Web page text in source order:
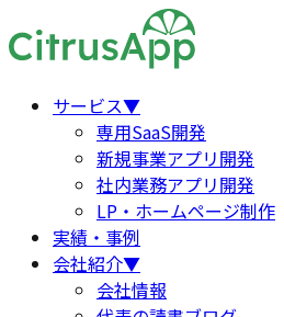
サービス▼
専用SaaS開発
新規事業アプリ開発
社内業務アプリ開発
LP・ホームページ制作
実績・事例
会社紹介▼
会社情報